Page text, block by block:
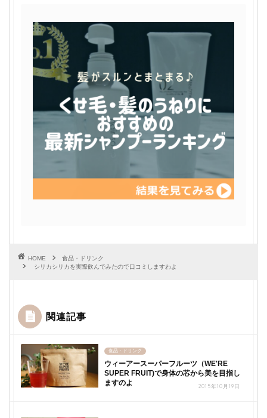
HOME
食品・ドリンク
シリカシリカを実際飲んでみたので口コミしますわよ
関連記事
食品・ドリンク
ウィーアースーパーフルーツ（WE'RE
SUPER FRUIT)で身体の芯から美を目指し
ますのよ
2015年10月19日